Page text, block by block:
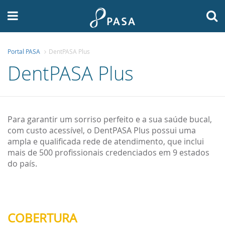
Portal PASA DentPASA Plus
DentPASA Plus
Para garantir um sorriso perfeito e a sua saúde bucal,
com custo acessível, o DentPASA Plus possui uma
ampla e qualificada rede de atendimento, que inclui
mais de 500 profissionais credenciados em 9 estados
do país.
COBERTURA
A PASA
PLANOS
NOTÍCIAS
FALE CONOSCO